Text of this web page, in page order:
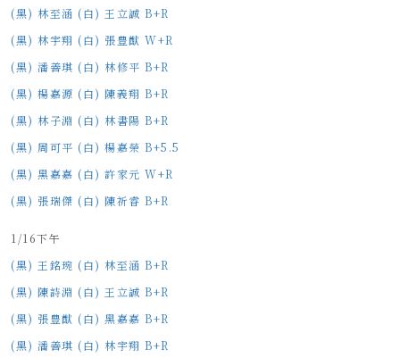
(黑) 林至涵 (白) 王立誠 B+R
(黑) 林宇翔 (白) 張豊猷 W+R
(黑) 潘善琪 (白) 林修平 B+R
(黑) 楊嘉源 (白) 陳義翔 B+R
(黑) 林子淵 (白) 林書陽 B+R
(黑) 周可平 (白) 楊嘉榮 B+5.5
(黑) 黑嘉嘉 (白) 許家元 W+R
(黑) 張瑞傑 (白) 陳祈睿 B+R
1/16下午
(黑) 王銘琬 (白) 林至涵 B+R
(黑) 陳詩淵 (白) 王立誠 B+R
(黑) 張豊猷 (白) 黑嘉嘉 B+R
(黑) 潘善琪 (白) 林宇翔 B+R